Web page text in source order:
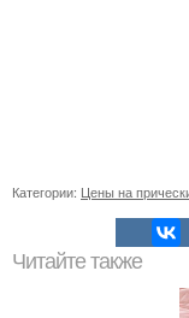
Категории: Цены на
Читайте также